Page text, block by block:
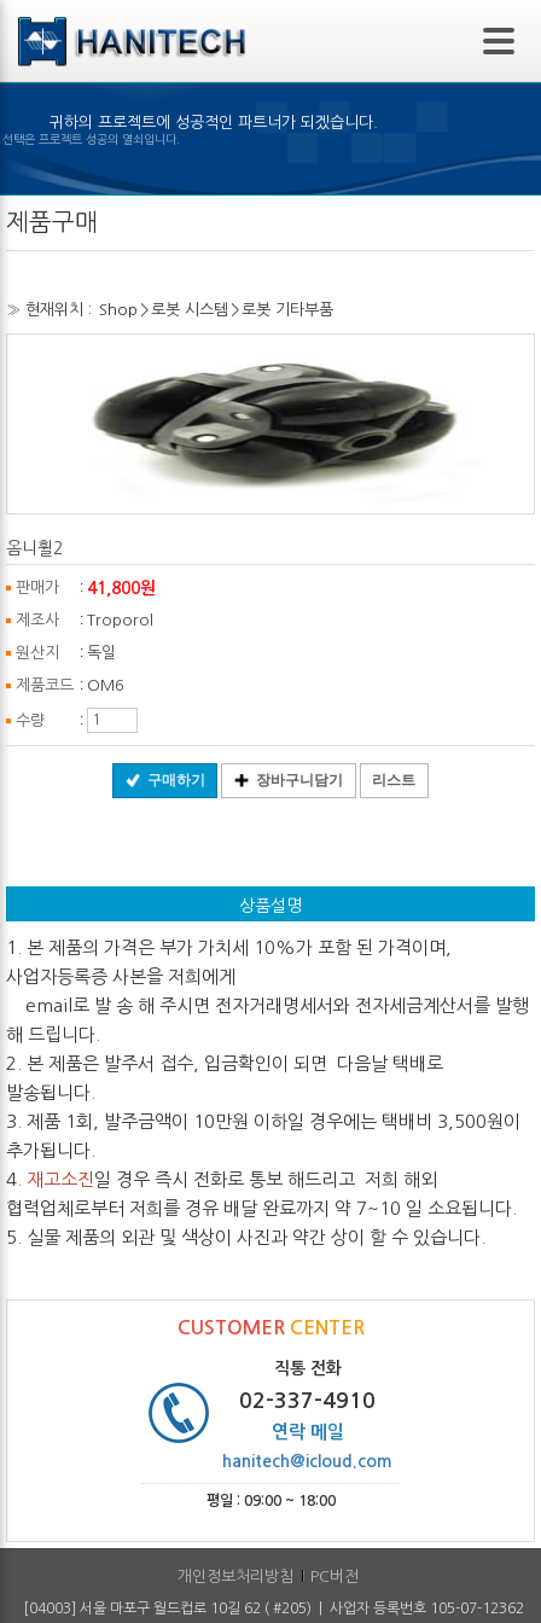
본문 바로가기
귀하의 프로젝트에 성공적인 파트너가 되겠습니다.
제품의 선택은 프로젝트 성공의 열쇠입니다.
제품구매
» 현재위치 : Shop >로봇 시스템 >로봇 기타부품
옴니휠2
판매가 : 41,800원
제조사 : Troporol
원산지 : 독일
제품코드 : OM6
수량 :
구매하기 장바구니담기 리스트
상품설명
1. 본 제품의 가격은 부가 가치세 10%가 포함 된 가격이며,
사업자등록증 사본을 저희에게
email로 발 송 해 주시면 전자거래명세서와 전자세금계산서를 발행
해 드립니다.
2. 본 제품은 발주서 접수, 입금확인이 되면 다음날 택배로
발송됩니다.
3. 제품 1회, 발주금액이 10만원 이하일 경우에는 택배비 3,500원이
추가됩니다.
4. 재고소진 일 경우 즉시 전화로 통보 해드리고 저희 해외
협력업체로부터 저희를 경유 배달 완료까지 약 7~10 일 소요됩니다.
5. 실물 제품의 외관 및 색상이 사진과 약간 상이 할 수 있습니다.
CUSTOMER CENTER
직통 전화
02-337-4910
연락 메일
hanitech@icloud.com
평일 : 09:00 ~ 18:00
개인정보처리방침 PC버전
[04003] 서울 마포구 월드컵로 10길 62 ( #205) | 사업자 등록번호 105-07-12362